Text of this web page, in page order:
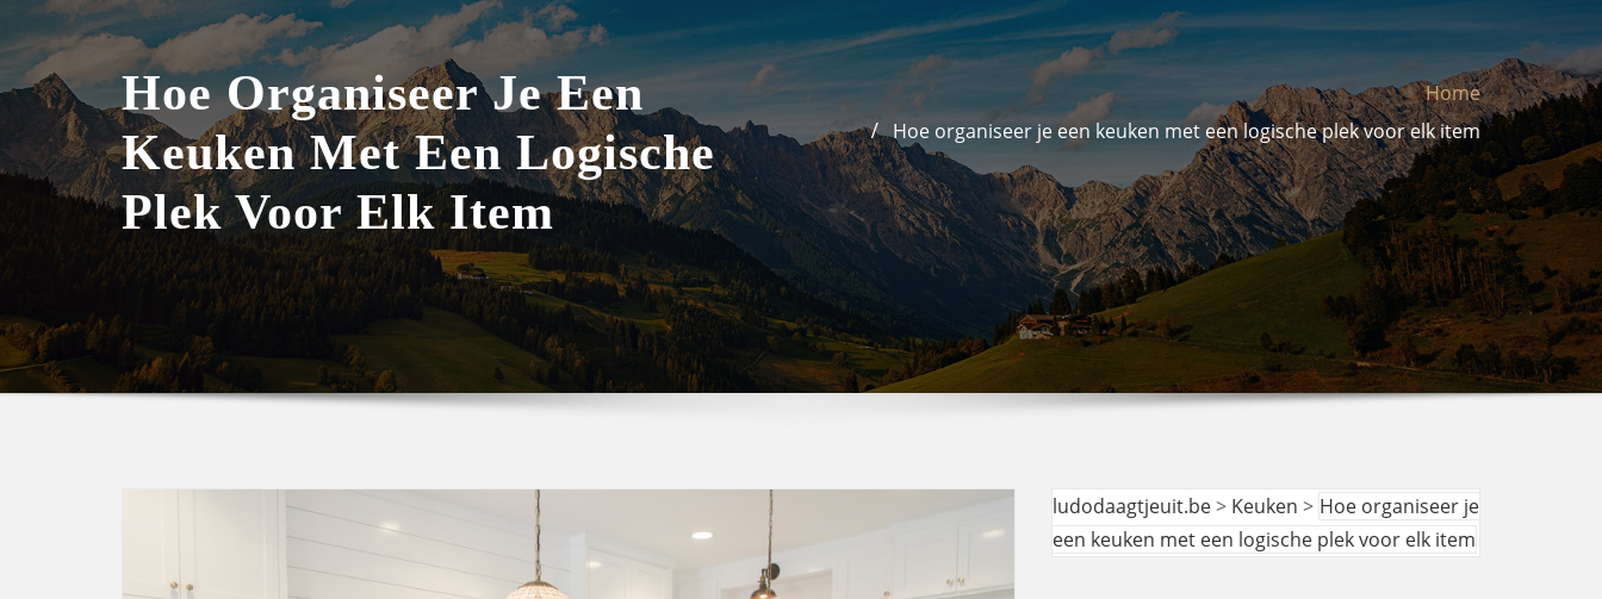
Hoe Organiseer Je Een
Keuken Met Een Logische
Plek Voor Elk Item
Home
Hoe organiseer je een keuken met een logische plek voor elk item
ludodaagtjeuit.be> Keuken > Hoe organiseer je
een keuken met een logische plek voor elk item